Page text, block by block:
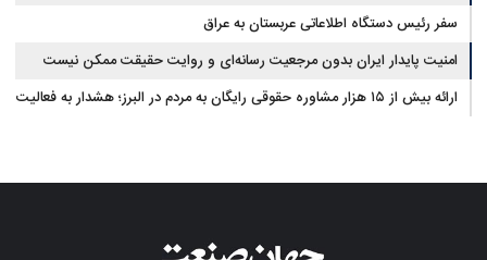
سفر رئیس دستگاه اطلاعاتی عربستان به عراق
امنیت پایدار ایران بدون مرجعیت رسانه‌ای و روایت حقیقت ممکن نیست
ارائه بیش از ۱۵ هزار مشاوره حقوقی رایگان به مردم در البرز؛ هشدار به فعالیت